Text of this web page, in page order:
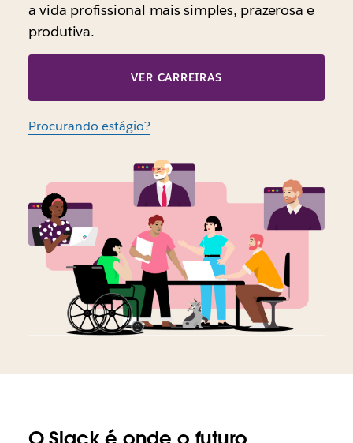
a vida profissional mais simples, prazerosa e
produtiva.
VER CARREIRAS
Procurando estágio?